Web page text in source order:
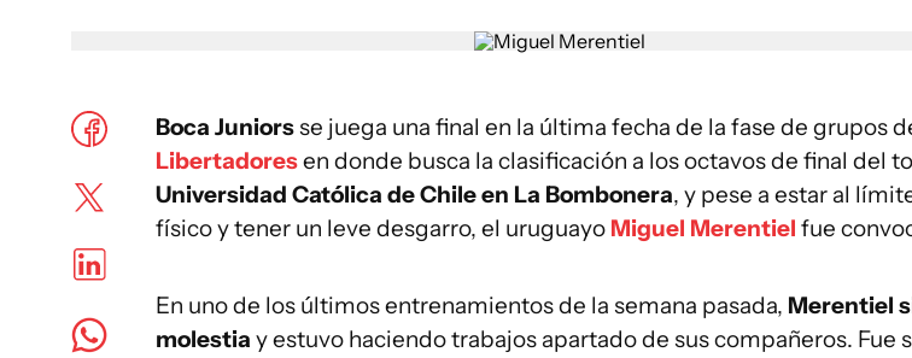
Boca Juniorsse juega una final en la última fecha de la fase de grupos
Libertadoresen donde busca la clasificación a los octavos de final del
Universidad Católica de Chile en La Bombonera, y pese a estar al
físico y tener un leve desgarro, el uruguayo Miguel Merentiel fue
En uno de los últimos entrenamientos de la semana pasada, Merentiel
molestia y estuvo haciendo trabajos apartado de sus compañeros. Fue